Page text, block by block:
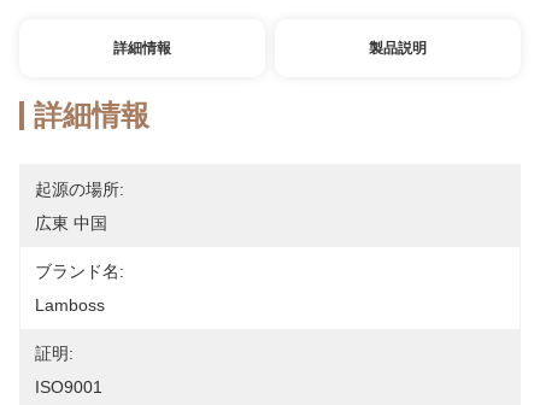
詳細情報 製品説明
詳細情報
起源の場所:
広東 中国
ブランド名:
Lamboss
証明:
ISO9001